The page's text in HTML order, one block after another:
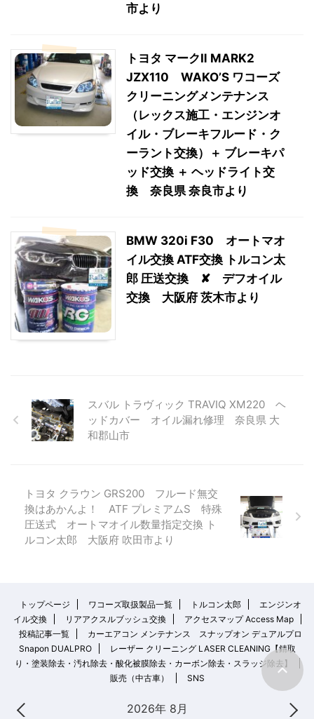
市より
トヨタ マークⅡ MARK2
JZX110 WAKO’S ワコーズ
クリーニングメンテナンス
（レックス施工・エンジンオ
イル・ブレーキフルード・ク
ーラント交換）＋ ブレーキパ
ッド交換 ＋ ヘッドライト交
換 奈良県 奈良市より
BMW 320i F30 オートマオ
イル交換 ATF交換 トルコン太
郎 圧送交換 ✘ デフオイル
交換 大阪府 茨木市より
スバル トラヴィック TRAVIQ XM220 ヘ
ッドカバー オイル漏れ修理 奈良県 大
和郡山市
トヨタ クラウン GRS200 フルード無交
換はあかんよ！ ATF プレミアムS 特殊
圧送式 オートマオイル数量指定交換 ト
ルコン太郎 大阪府 吹田市より
トップページ ワコーズ取扱製品一覧 トルコン太郎
エンジンオ
イル交換
リアアクスルブッシュ交換
アクセスマップ Access Map
投稿記事一覧
カーエアコン メンテナンス スナップオン デュアルプロ
Snapon DUALPRO
レーザー クリーニング LASER CLEANING【錆取
り・塗装除去・汚れ除去・酸化被膜除去・カーボン除去・スラッジ除去】
販売（中古車）
SNS
2026年 8月